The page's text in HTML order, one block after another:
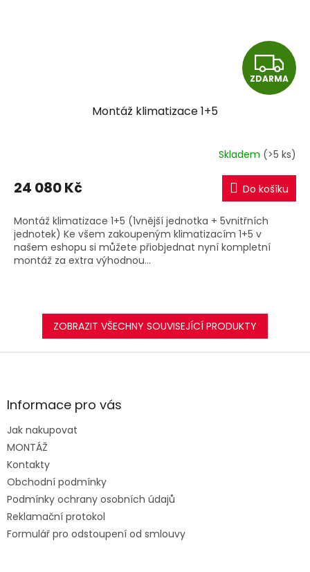
Z
D
R
M
A
ZDARMA
Montáž klimatizace 1+5
Skladem (>5 ks)
24 080 Kč Do košíku
Montáž klimatizace 1+5 (1vnější jednotka + 5vnitřních
jednotek) Ke všem zakoupeným klimatizacím 1+5 v
našem eshopu si můžete přiobjednat nyní kompletní
montáž za extra výhodnou...
ZOBRAZIT VŠECHNY SOUVISEJÍCÍ PRODUKTY
Z
aInformace pro vás
Jak nakupovat
MONTÁŽ
Kontakty
Obchodní podmínky
Podmínky ochrany osobních údajů
Reklamační protokol
Formulář pro odstoupení od smlouvy